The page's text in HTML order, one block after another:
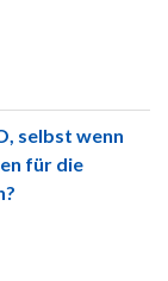
selbst wenn
für die